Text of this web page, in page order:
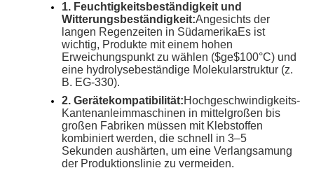
1. Feuchtigkeitsbeständigkeit und
Witterungsbeständigkeit:Angesichts der
langen Regenzeiten in SüdamerikaEs ist
wichtig, Produkte mit einem hohen
Erweichungspunkt zu wählen ($ge$100°C) und
eine hydrolysebeständige Molekularstruktur (z.
B. EG-330).
2. Gerätekompatibilität:Hochgeschwindigkeits-
Kantenanleimmaschinen in mittelgroßen bis
großen Fabriken müssen mit Klebstoffen
kombiniert werden, die schnell in 3–5
Sekunden aushärten, um eine Verlangsamung
der Produktionslinie zu vermeiden.